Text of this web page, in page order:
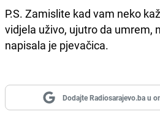
P.S. Zamislite kad vam neko
vidjela uživo, ujutro da umrem,
napisala je pjevačica.
Dodajte Radiosarajevo.ba u